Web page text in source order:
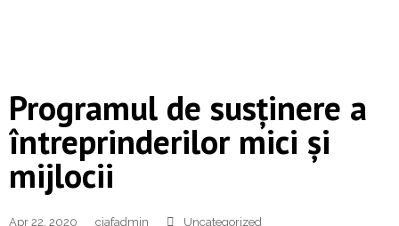
Programul de susținere a
întreprinderilor mici și
mijlocii
Apr 22, 2020 ciafadmin Uncategorized